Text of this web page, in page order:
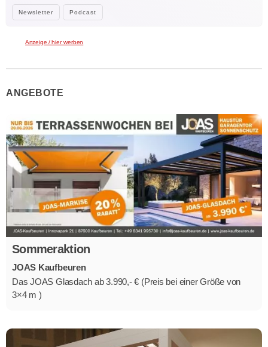
Newsletter Podcast
Anzeige / hier werben
ANGEBOTE
Sommeraktion
JOAS Kaufbeuren
Das JOAS Glasdach ab 3.990,- € (Preis bei einer Größe von
3×4 m )